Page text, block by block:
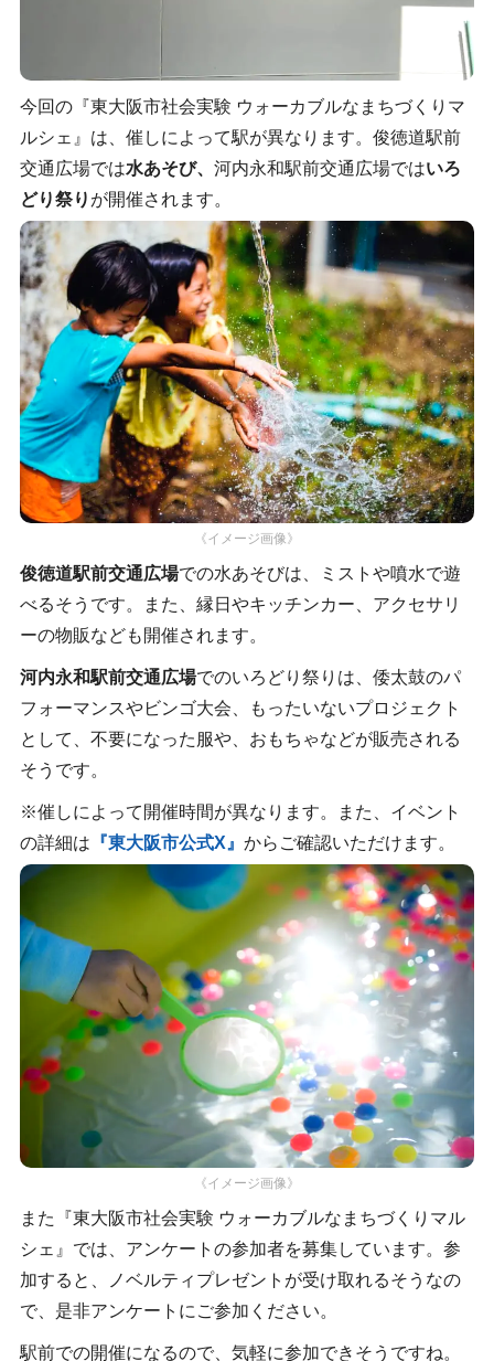
今回の『東大阪市社会実験 ウォーカブルなまちづくりマ
ルシェ』は、催しによって駅が異なります。俊徳道駅前
交通広場では水あそび、 河内永和駅前交通広場ではいろ
どり祭り が開催されます。
《イメージ画像》
俊徳道駅前交通広場での水あそびは、ミストや噴水で遊
べるそうです。また、縁日やキッチンカー、アクセサリ
ーの物販なども開催されます。
河内永和駅前交通広場でのいろどり祭りは、倭太鼓のパ
フォーマンスやビンゴ大会、もったいないプロジェクト
として、不要になった服や、おもちゃなどが販売される
そうです。
※催しによって開催時間が異なります。また、イベント
の詳細は 『東大阪市公式X』 からご確認いただけます。
《イメージ画像》
また『東大阪市社会実験 ウォーカブルなまちづくりマル
シェ』では、アンケートの参加者を募集しています。参
加すると、ノベルティプレゼントが受け取れるそうなの
で、是非アンケートにご参加ください。
駅前での開催になるので、気軽に参加できそうですね。